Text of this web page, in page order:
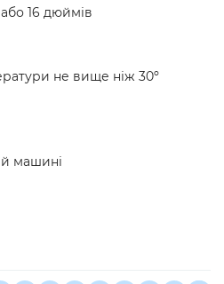
або 16 дюймів
не вище ніж 30º
машині